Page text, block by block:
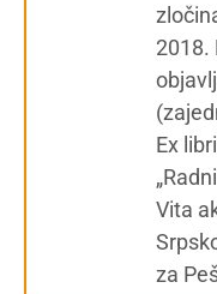
2018.
Ex
Vita
za